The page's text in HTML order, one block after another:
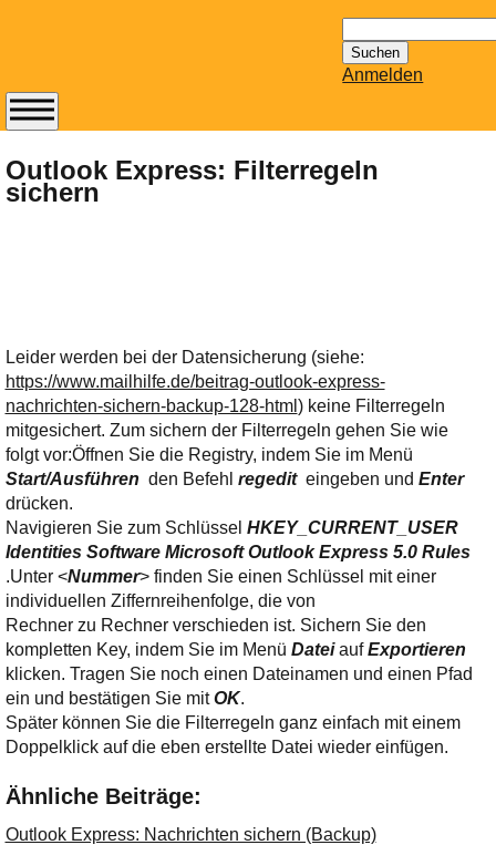
nach:
Anmelden
Outlook Express: Filterregeln
sichern
Leider werden bei der Datensicherung (siehe:
https://www.mailhilfe.de/beitrag-outlook-express-
nachrichten-sichern-backup-128-html ) keine Filterregeln
mitgesichert. Zum sichern der Filterregeln gehen Sie wie
folgt vor:Öffnen Sie die Registry, indem Sie im Menü
Start/Ausführen den Befehl regediteingeben und Enter
drücken.
Navigieren Sie zum Schlüssel HKEY_CURRENT_USER
Identities Software Microsoft Outlook Express 5.0 Rules
.Unter <Nummer> finden Sie einen Schlüssel mit einer
individuellen Ziffernreihenfolge, die von
Rechner zu Rechner verschieden ist. Sichern Sie den
kompletten Key, indem Sie im Menü DateiaufExportieren
klicken. Tragen Sie noch einen Dateinamen und einen Pfad
ein und bestätigen Sie mitOK.
Später können Sie die Filterregeln ganz einfach mit einem
Doppelklick auf die eben erstellte Datei wieder einfügen.
Ähnliche Beiträge:
Outlook Express: Nachrichten sichern (Backup)
Abonnieren Sie den
14-tägig
erscheinenden
bereithält!
Wie z.B. Outlook,
GMail, Thunderbird
oder auch
KuNoMail, usw.
Ihre E-Mail
Adresse:
E-Mail
E-Mail bestätigen